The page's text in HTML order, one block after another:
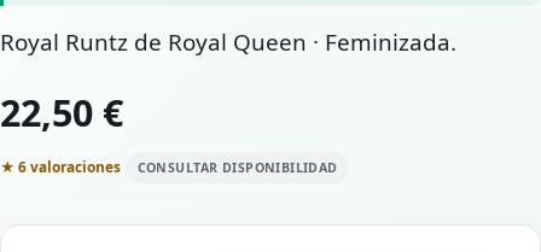
Royal Runtz de Royal Queen · Feminizada.
22,50 €
★ 6 valoraciones CONSULTAR DISPONIBILIDAD